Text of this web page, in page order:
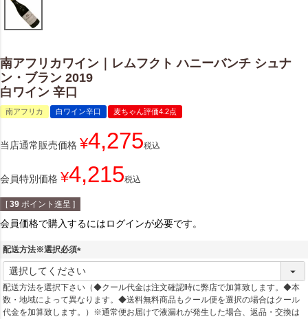
南アフリカワイン｜レムフクト ハニーバンチ シュナ
ン・ブラン 2019
白ワイン 辛口
南アフリカ 白ワイン辛口 麦ちゃん評価4.2点
当店通常販売価格 ¥4,275税込
会員特別価格 ¥4,215税込
[ 39 ポイント進呈 ]
会員価格で購入するにはログインが必要です。
配送方法※選択必須
(
必
須
)
配送方法を選択下さい（◆クール代金は注文確認時に弊店で加算致します。◆本
数・地域によって異なります。◆送料無料商品もクール便を選択の場合はクール
代金を加算致します。）※通常便お届けで液漏れが発生した場合、返品・交換は